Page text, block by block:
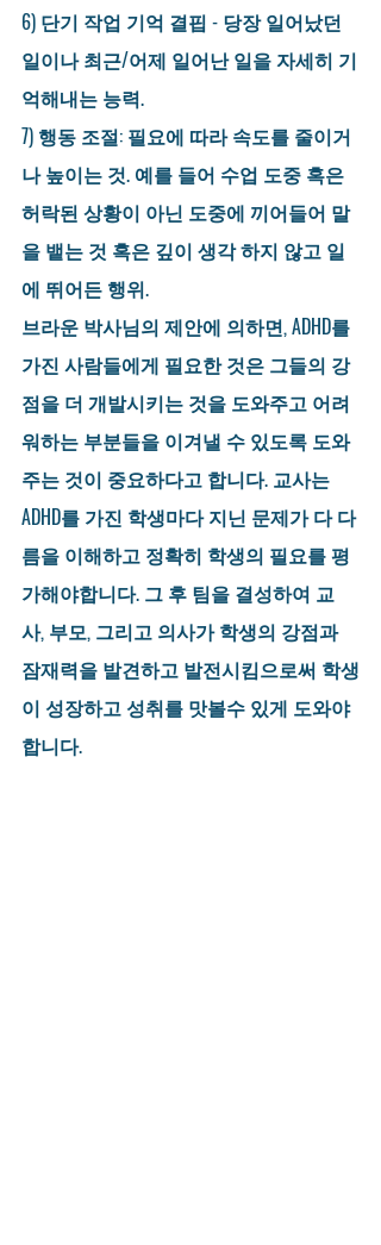
6) 단기 작업 기억 결핍 - 당장 일어났던
일이나 최근/어제 일어난 일을 자세히 기
억해내는 능력.
7) 행동 조절: 필요에 따라 속도를 줄이거
나 높이는 것. 예를 들어 수업 도중 혹은
허락된 상황이 아닌 도중에 끼어들어 말
을 뱉는 것 혹은 깊이 생각 하지 않고 일
에 뛰어든 행위.
브라운 박사님의 제안에 의하면, ADHD를
가진 사람들에게 필요한 것은 그들의 강
점을 더 개발시키는 것을 도와주고 어려
워하는 부분들을 이겨낼 수 있도록 도와
주는 것이 중요하다고 합니다. 교사는
ADHD를 가진 학생마다 지닌 문제가 다 다
름을 이해하고 정확히 학생의 필요를 평
가해야합니다. 그 후 팀을 결성하여 교
사, 부모, 그리고 의사가 학생의 강점과
잠재력을 발견하고 발전시킴으로써 학생
이 성장하고 성취를 맛볼수 있게 도와야
합니다.